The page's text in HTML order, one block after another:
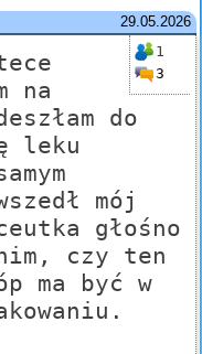
29.05.2026
1
3
na
do
leku
mój
głośno
czy ten
ma być w